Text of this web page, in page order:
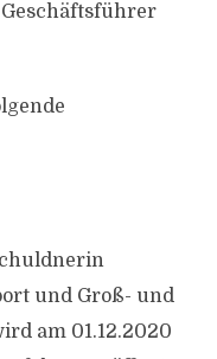
und Groß- und
am 01.12.2020